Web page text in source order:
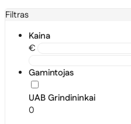
Filtras
Kaina
€
Gamintojas
UAB Grindininkai
0